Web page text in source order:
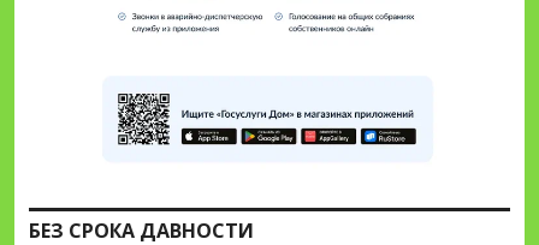
БЕЗ СРОКА ДАВНОСТИ